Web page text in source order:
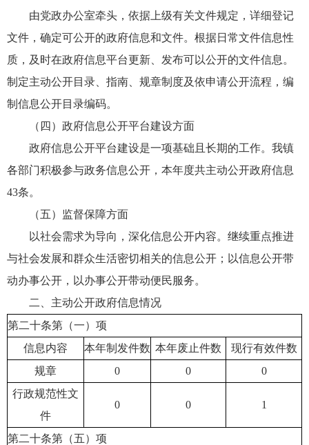
由党政办公室牵头，依据上级有关文件规定，详细登记
文件，确定可公开的政府信息和文件。根据日常文件信息性
质，及时在政府信息平台更新、发布可以公开的文件信息。
制定主动公开目录、指南、规章制度及依申请公开流程，编
制信息公开目录编码。
（四）政府信息公开平台建设方面
政府信息公开平台建设是一项基础且长期的工作。我镇
各部门积极参与政务信息公开，本年度共主动公开政府信息
43条。
（五）监督保障方面
以社会需求为导向，深化信息公开内容。继续重点推进
与社会发展和群众生活密切相关的信息公开；以信息公开带
动办事公开，以办事公开带动便民服务。
二、主动公开政府信息情况
第二十条第（一）项
信息内容
本年制发件数 本年废止件数
现行有效件数
规章
0 0
0
行政规范性文
件
0 0 1
第二十条第（五）项